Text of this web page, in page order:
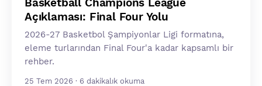
Açıklaması: Final Four Yolu
2026-27 Basketbol Şampiyonlar Ligi formatına,
eleme turlarından Final Four'a kadar kapsamlı bir
rehber.
25 Tem 2026 · 6 dakikalık okuma